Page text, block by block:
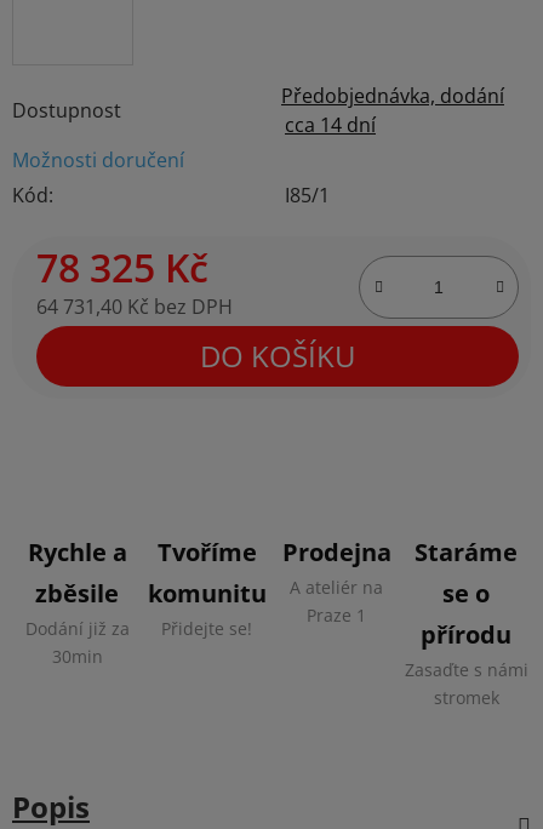
Dostupnost
Předobjednávka, dodání
cca 14 dní
Možnosti doručení
Kód:
I85/1
78 325 Kč
64 731,40 Kč bez DPH
Měrná cena:
DO KOŠÍKU
Rychle a
zběsile
Dodání již za
30min
Tvoříme
komunitu
Přidejte se!
Prodejna
A ateliér na
Praze 1
Staráme
se o
přírodu
Zasaďte s námi
stromek
Popis